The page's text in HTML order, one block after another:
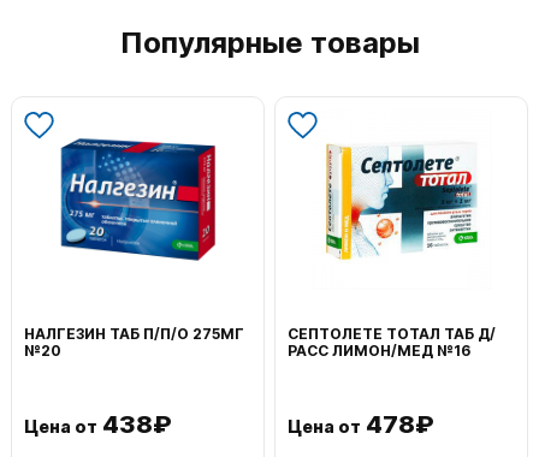
Популярные товары
НАЛГЕЗИН ТАБ П/П/О 275МГ
№20
Цена от 438₽
СЕПТОЛЕТЕ ТОТАЛ ТАБ Д/
РАСС ЛИМОН/МЕД №16
Цена от 478₽